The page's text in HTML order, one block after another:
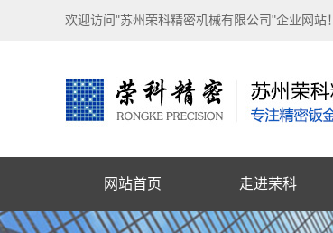
欢迎访问"苏州荣科精密机械有限公司"企业网站！
网站首页 走进荣科